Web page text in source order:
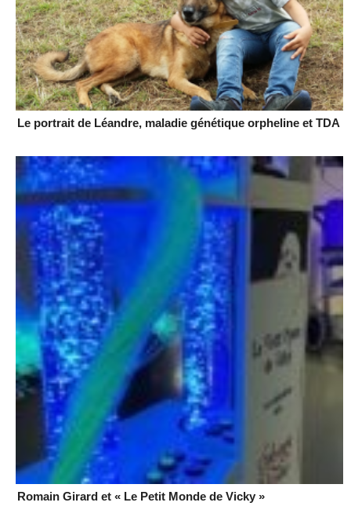
Le portrait de Léandre, maladie génétique orpheline et TDA
Romain Girard et « Le Petit Monde de Vicky »